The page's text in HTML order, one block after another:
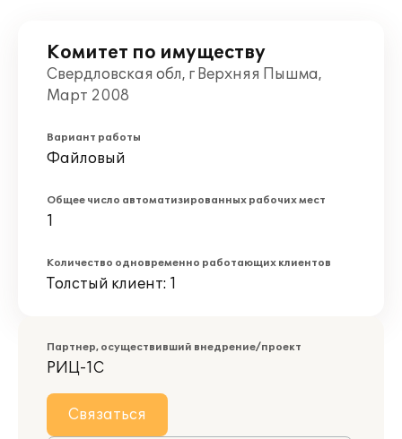
Комитет по имуществу
Свердловская обл, г Верхняя Пышма,
Март 2008
Вариант работы
Файловый
Общее число автоматизированных рабочих мест
1
Количество одновременно работающих клиентов
Толстый клиент: 1
Партнер, осуществивший внедрение/проект
РИЦ-1С
Связаться